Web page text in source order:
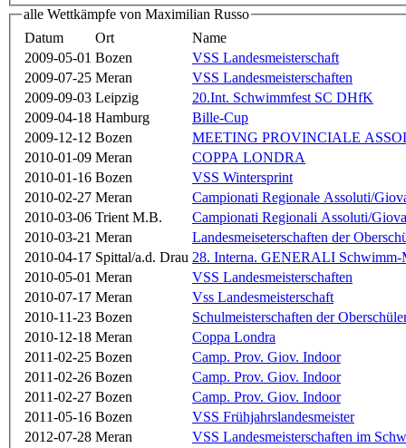
alle Wettkämpfe von Maximilian Russo
Datum
Ort
Name
2009-05-01 Bozen
VSS Landesmeisterschaft
2009-07-25 Meran
VSS Landesmeisterschaften
2009-09-03 Leipzig
20.Int. Schwimmfest SC DHfK
2009-04-18 Hamburg
Bille-Cup
2009-12-12 Bozen
MEETING PROVINCIALE
2010-01-09 Meran
COPPA LONDRA
2010-01-16 Bozen
VSS Wintersprint
2010-02-27 Meran
Campionati Regionale Assoluti/
2010-03-06 Trient M.B.
Campionati Regionali Assoluti/
2010-03-21 Meran
Landesmeiseterschaften der
2010-04-17 Spittal/a.d. Drau 28. Interna. GENERALI Schwimm-
2010-05-01 Meran
VSS Landesmeisterschaften
2010-07-17 Meran
Vss Landesmeisterschaft
2010-11-23 Bozen
Schulmeisterschaften der
2010-12-18 Meran
Coppa Londra
2011-02-25 Bozen
Camp. Prov. Giov. Indoor
2011-02-26 Bozen
Camp. Prov. Giov. Indoor
2011-02-27 Bozen
Camp. Prov. Giov. Indoor
2011-05-16 Bozen
VSS Frühjahrslandesmeister
2012-07-28 Meran
VSS Landesmeisterschaften im